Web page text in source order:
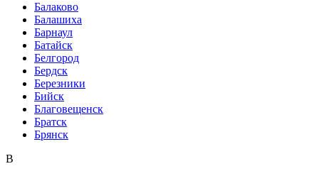
Балаково
Балашиха
Барнаул
Батайск
Белгород
Бердск
Березники
Бийск
Благовещенск
Братск
Брянск
В